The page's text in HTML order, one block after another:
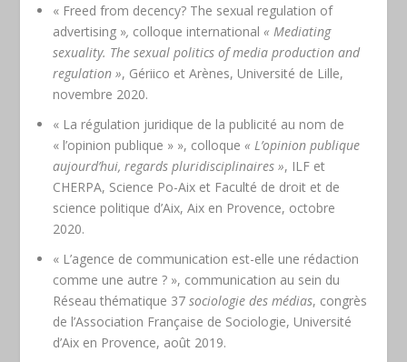
« Freed from decency? The sexual regulation of
advertising », colloque international « Mediating
sexuality. The sexual politics of media production and
regulation », Gériico et Arènes, Université de Lille,
novembre 2020.
« La régulation juridique de la publicité au nom de
« l’opinion publique » », colloque« L’opinion publique
aujourd’hui, regards pluridisciplinaires », ILF et
CHERPA, Science Po-Aix et Faculté de droit et de
science politique d’Aix, Aix en Provence, octobre
2020.
« L’agence de communication est-elle une rédaction
comme une autre ? », communication au sein du
Réseau thématique 37sociologie des médias, congrès
de l’Association Française de Sociologie, Université
d’Aix en Provence, août 2019.